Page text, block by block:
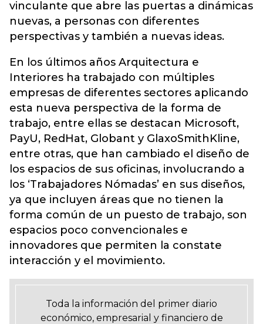
vinculante que abre las puertas a dinámicas
nuevas, a personas con diferentes
perspectivas y también a nuevas ideas.
En los últimos años Arquitectura e
Interiores ha trabajado con múltiples
empresas de diferentes sectores aplicando
esta nueva perspectiva de la forma de
trabajo, entre ellas se destacan Microsoft,
PayU, RedHat, Globant y GlaxoSmithKline,
entre otras, que han cambiado el diseño de
los espacios de sus oficinas, involucrando a
los ‘Trabajadores Nómadas’ en sus diseños,
ya que incluyen áreas que no tienen la
forma común de un puesto de trabajo, son
espacios poco convencionales e
innovadores que permiten la constate
interacción y el movimiento.
Toda la información del primer diario
económico, empresarial y financiero de